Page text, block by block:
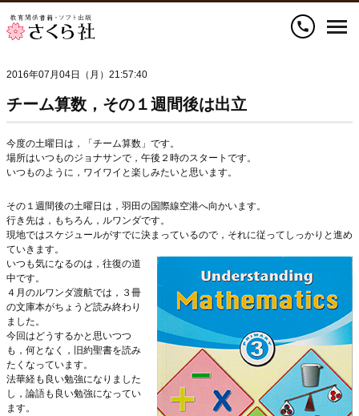
call
2016年07月04日（月）21:57:40
チーム算数，その１週間後は出立
今度の土曜日は，「チーム算数」です。
場所はいつものジョナサンで，午後２時のスタートです。
いつものように，ワイワイと楽しみたいと思います。
その１週間後の土曜日は，羽田の国際線空港へ向かいます。
行き先は，もちろん，ルワンダです。
現地ではスケジュールがすでに決まっているので，それに従ってしっかりと進め
ていきます。
いつも気になるのは，往復の道
中です。
４月のルワンダ渡航では，３冊
の文庫本がちょうど読み終わり
ました。
今回はどうするかと思いつつ
も，何となく，旧約聖書を読み
たくなっています。
法華経も良い勉強になりました
し，論語も良い勉強になってい
ます。